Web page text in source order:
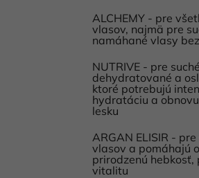
ALCHEMY - pre
vlasov, najmä pre
namáhané vlasy
NUTRIVE - pre
dehydratované a
ktoré potrebujú
hydratáciu a
lesku
ARGAN ELISIR -
vlasov a pomáhajú
prirodzenú hebkosť,
vitalitu